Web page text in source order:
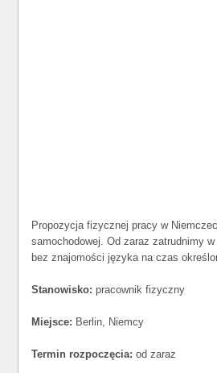
Propozycja fizycznej pracy w
samochodowej. Od zaraz zatrudnimy
bez znajomości języka na czas
Stanowisko: pracownik fizyczny
Miejsce: Berlin, Niemcy
Termin rozpoczęcia: od zaraz